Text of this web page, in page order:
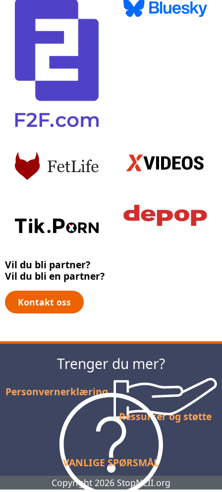
Vil du bli partner?
Vil du bli en partner?
Kontakt oss
Trenger du mer?
Personvernerklæring
Ressurser og støtte
VANLIGE SPØRSMÅL
Copyright 2026 StopNCII.org